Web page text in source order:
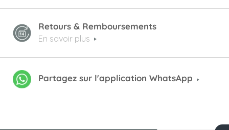
Retours & Remboursements
En savoir plus
Partagez sur l'application WhatsApp